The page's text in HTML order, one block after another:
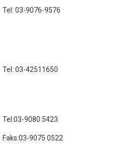
Tel: 03-9076-9576
Tel: 03-42511650
Tel:03-9080 5423
Faks:03-9075 0522